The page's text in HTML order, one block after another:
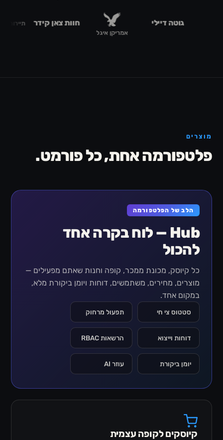
תיירות חוות צאן קידר
אמריקן איגל
גוטה דיילי
מוצרים
פלטפורמה אחת, כל פורמט.
הלב של הפלטפורמה
Hub — לוח בקרה אחד
להכול
כל קיוסק, מכונת ממכר, קופה וחנות שאתם מפעילים —
מוצרים, מחירים, משתמשים, דוחות ויומן ביקורת מלא,
במקום אחד.
סטטוס צי חי תפעול מרחוק
דוחות וייצוא הרשאות RBAC
יומן ביקורת עוזר AI
קיוסקים לקופה עצמית